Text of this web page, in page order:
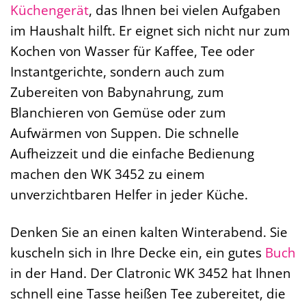
Küchengerät, das Ihnen bei vielen Aufgaben
im Haushalt hilft. Er eignet sich nicht nur zum
Kochen von Wasser für Kaffee, Tee oder
Instantgerichte, sondern auch zum
Zubereiten von Babynahrung, zum
Blanchieren von Gemüse oder zum
Aufwärmen von Suppen. Die schnelle
Aufheizzeit und die einfache Bedienung
machen den WK 3452 zu einem
unverzichtbaren Helfer in jeder Küche.
Denken Sie an einen kalten Winterabend. Sie
kuscheln sich in Ihre Decke ein, ein gutes Buch
in der Hand. Der Clatronic WK 3452 hat Ihnen
schnell eine Tasse heißen Tee zubereitet, die